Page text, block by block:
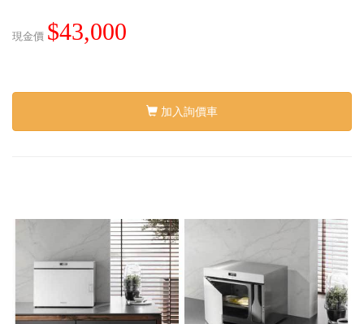
現金價 $43,000
加入詢價車